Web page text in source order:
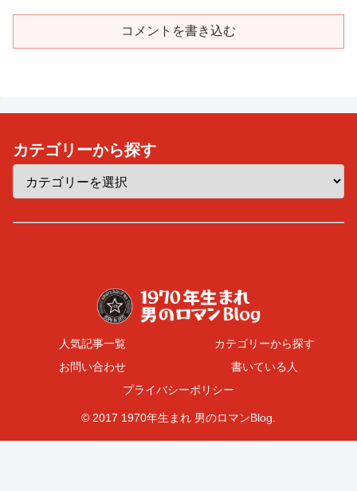
コメントを書き込む
カテゴリーから探す
人気記事一覧
カテゴリーから探す
お問い合わせ
書いている人
プライバシーポリシー
© 2017 1970年生まれ 男のロマンBlog.